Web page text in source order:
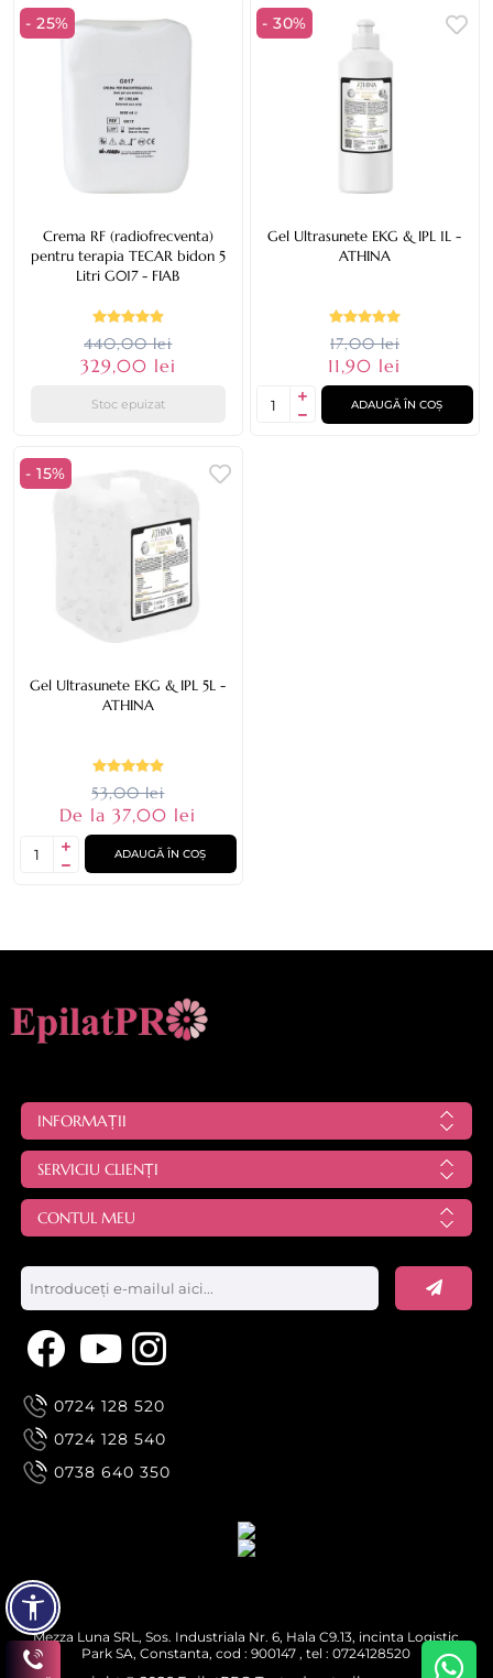
- 25%
Crema RF (radiofrecventa)
pentru terapia TECAR bidon 5
Litri G017 - FIAB
440,00 lei
329,00 lei
Stoc epuizat
- 30%
Gel Ultrasunete EKG & IPL 1L -
ATHINA
17,00 lei
11,90 lei
ADAUGĂ ÎN COȘ
- 15%
Gel Ultrasunete EKG & IPL 5L -
ATHINA
53,00 lei
De la 37,00 lei
ADAUGĂ ÎN COȘ
INFORMAȚII
SERVICIU CLIENȚI
CONTUL MEU
0724 128 520
0724 128 540
0738 640 350
Mezza Luna SRL, Sos. Industriala Nr. 6, Hala C9.13, incinta Logistic
Park SA, Constanta, cod : 900147 , tel : 0724128520